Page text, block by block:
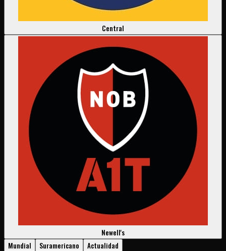
Central
Newell's
Mundial
Suramericano Actualidad